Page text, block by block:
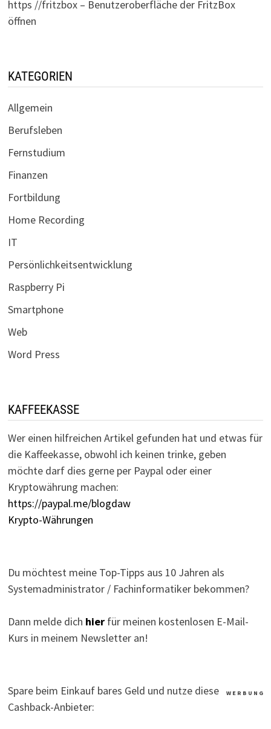
https //fritzbox – Benutzeroberfläche der FritzBox
öffnen
KATEGORIEN
Allgemein
Berufsleben
Fernstudium
Finanzen
Fortbildung
Home Recording
IT
Persönlichkeitsentwicklung
Raspberry Pi
Smartphone
Web
Word Press
KAFFEEKASSE
Wer einen hilfreichen Artikel gefunden hat und etwas für
die Kaffeekasse, obwohl ich keinen trinke, geben
möchte darf dies gerne per Paypal oder einer
Kryptowährung machen:
https://paypal.me/blogdaw
Krypto-Währungen
Du möchtest meine Top-Tipps aus 10 Jahren als
Systemadministrator / Fachinformatiker bekommen?
Dann melde dich hierfür meinen kostenlosen E-Mail-
Kurs in meinem Newsletter an!
W E R B U N G
Spare beim Einkauf bares Geld und nutze diese
Cashback-Anbieter: